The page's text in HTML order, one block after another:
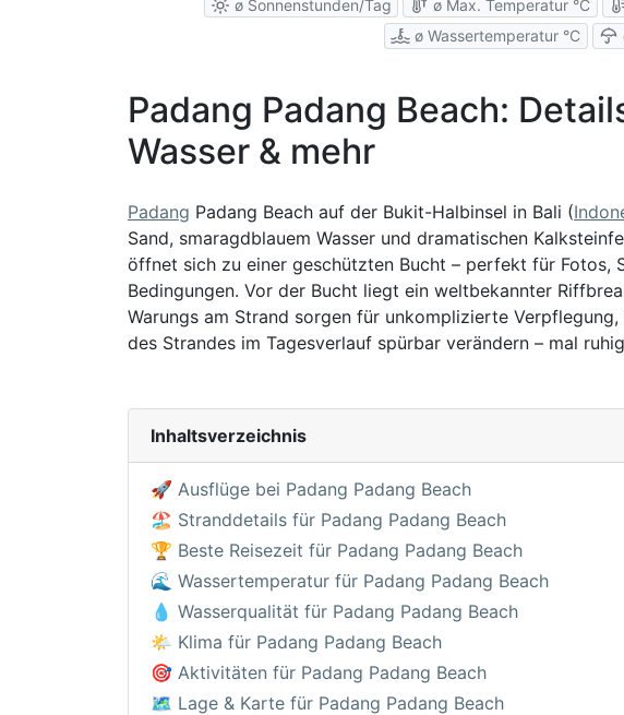
ø Sonnenstunden/Tag ø Max. Temperatur °C
ø Wassertemperatur °C
Padang Padang Beach:
Wasser & mehr
Padang Padang Beach auf der Bukit-Halbinsel in Bali (
Sand, smaragdblauem Wasser und dramatischen
öffnet sich zu einer geschützten Bucht – perfekt für Fotos,
Bedingungen. Vor der Bucht liegt ein weltbekannter
Warungs am Strand sorgen für unkomplizierte
des Strandes im Tagesverlauf spürbar verändern – mal
Inhaltsverzeichnis
🚀 Ausflüge bei Padang Padang Beach
🏖️ Stranddetails für Padang Padang Beach
🏆 Beste Reisezeit für Padang Padang Beach
🌊 Wassertemperatur für Padang Padang Beach
💧 Wasserqualität für Padang Padang Beach
🌤️ Klima für Padang Padang Beach
🎯 Aktivitäten für Padang Padang Beach
🗺️ Lage & Karte für Padang Padang Beach